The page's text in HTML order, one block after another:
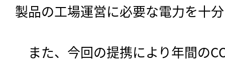
製品の工場運営に必要な電力を十
また、今回の提携により年間の